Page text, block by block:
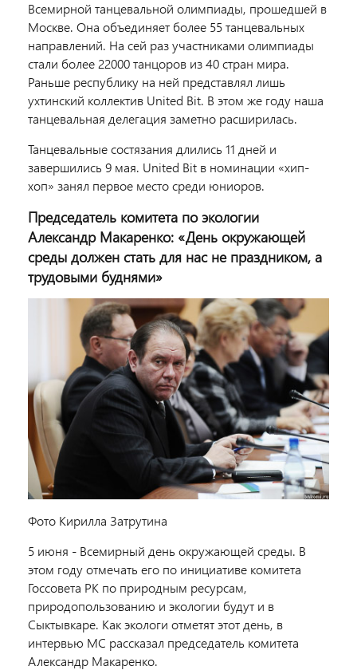
Всемирной танцевальной олимпиады, прошедшей в
Москве. Она объединяет более 55 танцевальных
направлений. На сей раз участниками олимпиады
стали более 22000 танцоров из 40 стран мира.
Раньше республику на ней представлял лишь
ухтинский коллектив United Bit. В этом же году наша
танцевальная делегация заметно расширилась.
Танцевальные состязания длились 11 дней и
завершились 9 мая. United Bit в номинации «хип-
хоп» занял первое место среди юниоров.
Председатель комитета по экологии
Александр Макаренко: «День окружающей
среды должен стать для нас не праздником, а
трудовыми буднями»
Фото Кирилла Затрутина
5 июня - Всемирный день окружающей среды. В
этом году отмечать его по инициативе комитета
Госсовета РК по природным ресурсам,
природопользованию и экологии будут и в
Сыктывкаре. Как экологи отметят этот день, в
интервью МС рассказал председатель комитета
Александр Макаренко.